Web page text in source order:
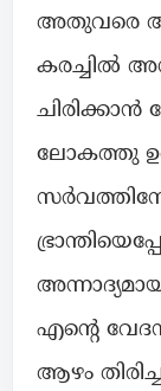
അതുവരെ
കരച്ചിൽ
ലോകത്തു
എന്റെ
ആഴം